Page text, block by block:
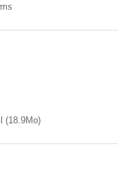
(18.9Mo)